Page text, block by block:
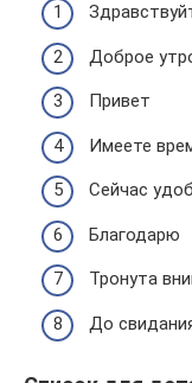
Доброе
Привет
Имеете
Сейчас
Благодарю
Тронута
До